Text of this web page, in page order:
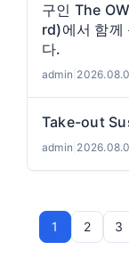
구인 The
rd)에서 함께
다.
admin
Take-out
admin
1 2 3